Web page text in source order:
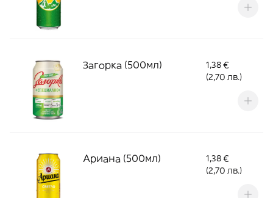
Загорка (500мл)
1,38 €
(2,70 лв.)
Ариана (500мл)
1,38 €
(2,70 лв.)